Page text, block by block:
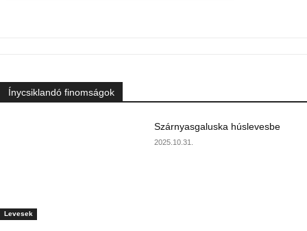
Ínycsiklandó finomságok
Levesek
Szárnyasgaluska húslevesbe
2025.10.31.